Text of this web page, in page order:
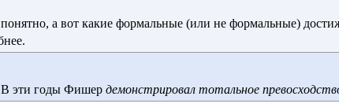
а вот какие формальные (или не формальные)
В эти годы Фишер демонстрировал тотальное